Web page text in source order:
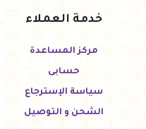
خدمة العملاء
مركز المساعدة
حسابى
سياسة الإسترجاع
الشحن و التوصيل